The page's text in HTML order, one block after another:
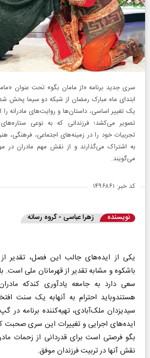
سری جدید برنامه «از مامان بگو» تحت عنوان
ابتدای ماه مبارک رمضان از شبکه دو سیما پخش
یک تغییر اساسی، داستان‌ها و روایت‌های مادرانه را
تصویر می‌کشد؛ فرزندانی که به نوعی
تجربیات خود را در زمینه‌های اجتماعی، فرهنگی،
به اشتراک می‌گذارند و از نقش مهم مادران
می‌گویند.
کد خبر: ۱۴۹۶۸۶۱
نویسنده زهرا عباسی - گروه رسانه
یکی از ایده‌های جالب این فصل، تقدیر
باشکوه و مشابه تقدیر از قهرمانان ملی است.
سعی دارد به جامعه یادآوری کندکه
هستندوباید احترام به آنهابه یک سنت
سید‌یزدان ملک‌آبادی، تهیه‌کننده برنامه در
ایده‌های اجرایی و تغییرات این سری صحبت
بگو فرصتی است برای قدردانی از زحمات
نقش آنها در تربیت فرزندان موفق.